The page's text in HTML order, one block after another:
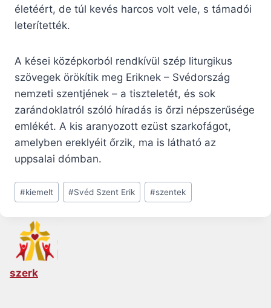
életéért, de túl kevés harcos volt vele, s támadói
leterítették.
A kései középkorból rendkívül szép liturgikus
szövegek örökítik meg Eriknek – Svédország
nemzeti szentjének – a tiszteletét, és sok
zarándoklatról szóló híradás is őrzi népszerűsége
emlékét. A kis aranyozott ezüst szarkofágot,
amelyben ereklyéit őrzik, ma is látható az
uppsalai dómban.
Post
Tags:
#kiemelt #Svéd Szent Erik #szentek
szerk